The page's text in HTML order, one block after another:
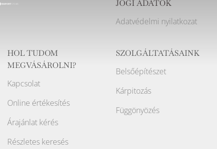
JOGI ADATOK
Adatvédelmi nyilatkozat
HOL TUDOM
MEGVÁSÁROLNI?
Kapcsolat
Online értékesítés
Árajánlat kérés
Részletes keresés
SZOLGÁLTATÁSAINK
Belsőépítészet
Kárpitozás
Függönyözés